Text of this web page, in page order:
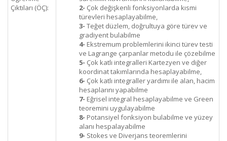
Çıktıları (ÖÇ):
2- Çok değişkenli fonksiyonlarda kısmi
türevleri hesaplayabilme,
3- Teğet düzlem, doğrultuya göre türev ve
gradiyent bulabilme
4- Ekstremum problemlerini ikinci türev testi
ve Lagrange çarpanlar metodu ile çözebilme
5- Çok katlı integralleri Kartezyen ve diğer
koordinat takımlarında hesaplayabilme,
6- Çok katlı integraller yardımı ile alan, hacim
hesaplarını yapabilme
7- Eğrisel integral hesaplayabilme ve Green
teoremini uygulayabilme
8- Potansiyel fonksiyon bulabilme ve yüzey
alanı hespalayabilme
9- Stokes ve Diverjans teoremlerini